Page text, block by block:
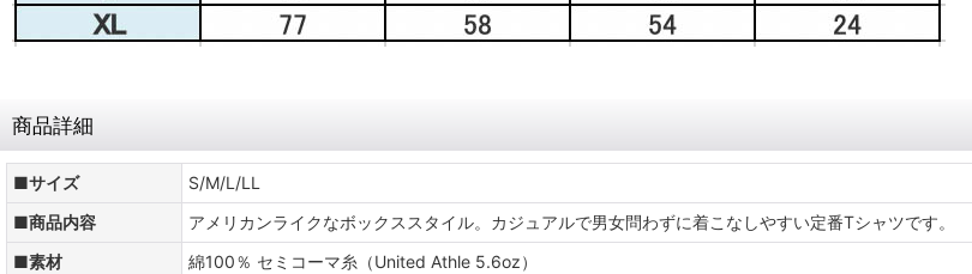
商品詳細
■サイズ
S/M/L/LL
■商品内容
アメリカンライクなボックススタイル。カジュアルで男女問わずに着こなしやすい定番Tシャツです。
■素材
綿100％ セミコーマ糸（United Athle 5.6oz）